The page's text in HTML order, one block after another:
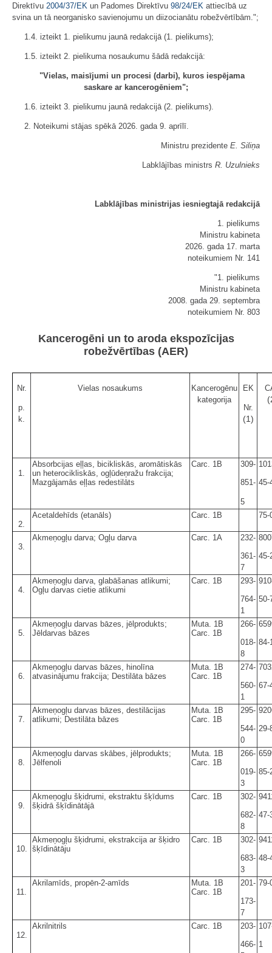
Direktīvu 2004/37/EK un Padomes Direktīvu 98/24/EK attiecībā uz
svina un tā neorganisko savienojumu un diizocianātu robežvērtībām.";
1.4. izteikt 1. pielikumu jaunā redakcijā (1. pielikums);
1.5. izteikt 2. pielikuma nosaukumu šādā redakcijā:
"Vielas, maisījumi un procesi (darbi), kuros iespējama
saskare ar kancerogēniem";
1.6. izteikt 3. pielikumu jaunā redakcijā (2. pielikums).
2. Noteikumi stājas spēkā 2026. gada 9. aprīlī.
Ministru prezidente E. Siliņa
Labklājības ministrs R. Uzulnieks
Labklājības ministrijas iesniegtajā redakcijā
1. pielikums
Ministru kabineta
2026. gada 17. marta
noteikumiem Nr. 141
"1. pielikums
Ministru kabineta
2008. gada 29. septembra
noteikumiem Nr. 803
Kancerogēni un to aroda ekspozīcijas
robežvērtības (AER)
Nr.
p.
k.
Vielas nosaukums
Kancerogēnu
kategorija
EK
Nr.
(1)
1.
Absorbcijas eļļas, bicikliskās, aromātiskās
un heterocikliskās, ogļūdeņražu frakcija;
Mazgājamās eļļas redestilāts
Carc. 1B
309-
851-
5
45-
2.
Acetaldehīds (etanāls) Carc. 1B 75-
3.
Akmeņogļu darva; Ogļu darva Carc. 1A
232-
361-
7
45-
4.
Akmeņogļu darva, glabāšanas atlikumi;
Ogļu darvas cietie atlikumi
Carc. 1B
293-
764-
1
50-
5.
Akmeņogļu darvas bāzes, jēlprodukts;
Jēldarvas bāzes
Muta. 1B
Carc. 1B
266-
018-
8
84-
6.
Akmeņogļu darvas bāzes, hinolīna
atvasinājumu frakcija; Destilāta bāzes
Muta. 1B
Carc. 1B
274-
560-
1
67-
7.
Akmeņogļu darvas bāzes, destilācijas
atlikumi; Destilāta bāzes
Muta. 1B
Carc. 1B
295-
544-
0
29-
8.
Akmeņogļu darvas skābes, jēlprodukts;
Jēlfenoli
Muta. 1B
Carc. 1B
266-
019-
3
85-
9.
Akmeņogļu šķidrumi, ekstraktu šķīdums
šķidrā šķīdinātājā
Carc. 1B
302-
682-
8
47-
10.
Akmeņogļu šķidrumi, ekstrakcija ar šķidro
šķīdinātāju
Carc. 1B
302-
683-
3
48-
11.
Akrilamīds, propēn-2-amīds
Muta. 1B
Carc. 1B
201-
173-
7
79-
12.
Akrilnitrils Carc. 1B
203-
466- 1